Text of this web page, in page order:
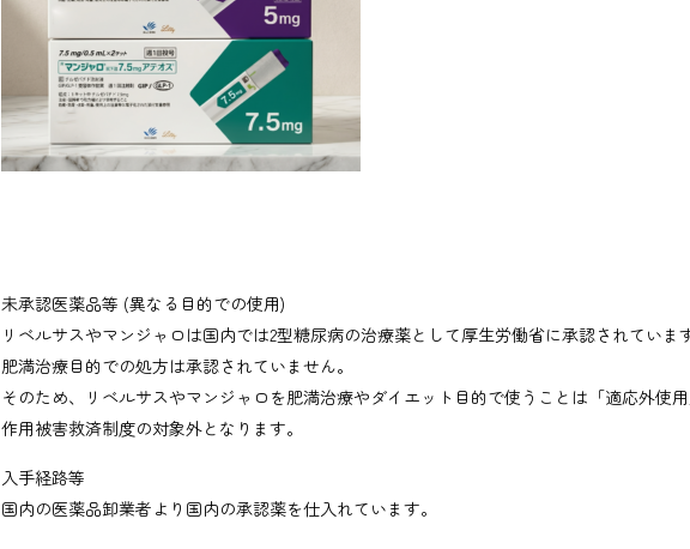
未承認医薬品等 (異なる目的での使用)
リベルサスやマンジャロは国内では2型糖尿病の治療薬として厚生労働省に承認されていま
肥満治療目的での処方は承認されていません。
そのため、リベルサスやマンジャロを肥満治療やダイエット目的で使うことは「適応外使
作用被害救済制度の対象外となります。
入手経路等
国内の医薬品卸業者より国内の承認薬を仕入れています。